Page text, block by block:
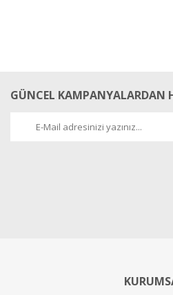
GÜNCEL KAMPANYALARDAN